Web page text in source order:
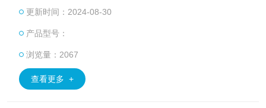
更新时间：2024-08-30
产品型号：
浏览量：2067
查看更多 +